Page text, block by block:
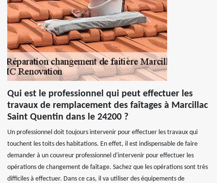
Qui est le professionnel qui peut effectuer les
travaux de remplacement des faîtages à Marcillac
Saint Quentin dans le 24200 ?
Un professionnel doit toujours intervenir pour effectuer les travaux qui
touchent les toits des habitations. En effet, il est indispensable de faire
demander à un couvreur professionnel d'intervenir pour effectuer les
opérations de changement de faîtage. Sachez que les opérations sont très
difficiles à effectuer. Dans ce cas, il va utiliser des équipements de